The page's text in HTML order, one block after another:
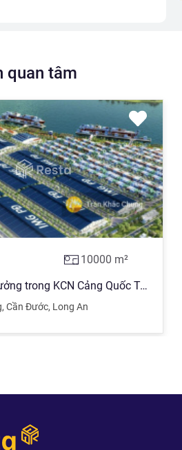
quan tâm
10000 m²
Đất và nhà xưởng trong KCN Cảng Quốc Tế Long An - đóng một lần đến năm 2059 - trực tiếp đặt chỗ
, Cần Đước, Long An